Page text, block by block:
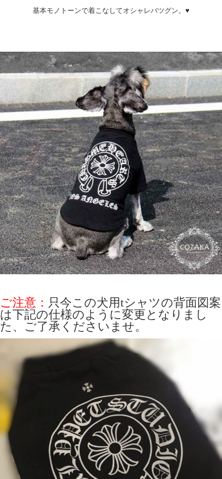
基本モノトーンで着こなしてオシャレバツグン。♥
ご注意： 只今この犬用tシャツの背面図案
は下記の仕様のように変更となりまし
た、ご了承くださいませ。